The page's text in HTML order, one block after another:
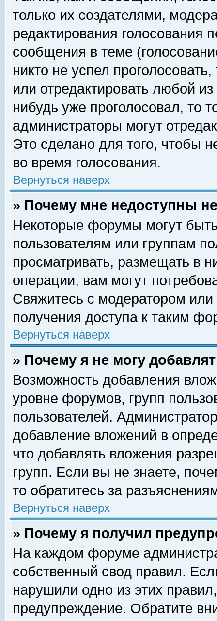
только их создателями,
редактирования голосования
сообщения в теме
никто не успел
или отредактировать любой
нибудь уже проголосовал, то
администраторы могут
Это сделано для того, чтобы
во время голосования.
Вернуться наверх
» Почему мне недоступны
Некоторые форумы могут
пользователям или группам
просматривать, размещать в
операции, вам могут
Свяжитесь с модератором
получения доступа к таким
Вернуться наверх
» Почему я не могу
Возможность добавления
уровне форумов, групп
пользователей.
добавление вложений в
что добавлять вложения
групп. Если вы не знаете,
то обратитесь за
Вернуться наверх
» Почему я получил
На каждом форуме
собственный свод правил.
нарушили одно из этих
предупреждение. Обратите